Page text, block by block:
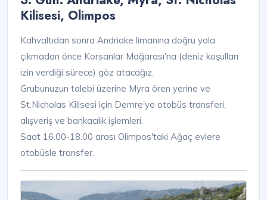
Kilisesi, Olimpos
Kahvaltıdan sonra Andriake limanına doğru yola
çıkmadan önce Korsanlar Mağarası'na (deniz koşulları
izin verdiği sürece) göz atacağız.
Grubunuzun talebi üzerine Myra ören yerine ve
St.Nicholas Kilisesi için Demre'ye otobüs transferi,
alışveriş ve bankacılık işlemleri.
Saat 16.00-18.00 arası Olimpos'taki Ağaç evlere
otobüsle transfer.